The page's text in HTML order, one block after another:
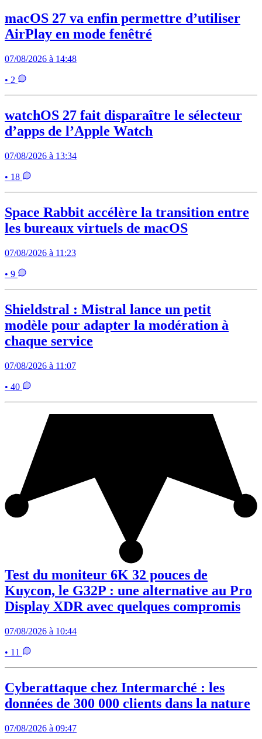
macOS 27 va enfin permettre d’utiliser
AirPlay en mode fenêtré
07/08/2026 à 14:48
• 2
watchOS 27 fait disparaître le sélecteur
d’apps de l’Apple Watch
07/08/2026 à 13:34
• 18
Space Rabbit accélère la transition entre
les bureaux virtuels de macOS
07/08/2026 à 11:23
• 9
Shieldstral : Mistral lance un petit
modèle pour adapter la modération à
chaque service
07/08/2026 à 11:07
• 40
Test du moniteur 6K 32 pouces de
Kuycon, le G32P : une alternative au Pro
Display XDR avec quelques compromis
07/08/2026 à 10:44
• 11
Cyberattaque chez Intermarché : les
données de 300 000 clients dans la nature
07/08/2026 à 09:47